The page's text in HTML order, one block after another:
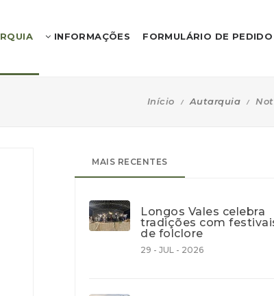
INFORMAÇÕES FORMULÁRIO DE PEDIDO
Início Autarquia
MAIS RECENTES
Longos Vales celebra
tradições com
de folclore
29 - JUL - 2026